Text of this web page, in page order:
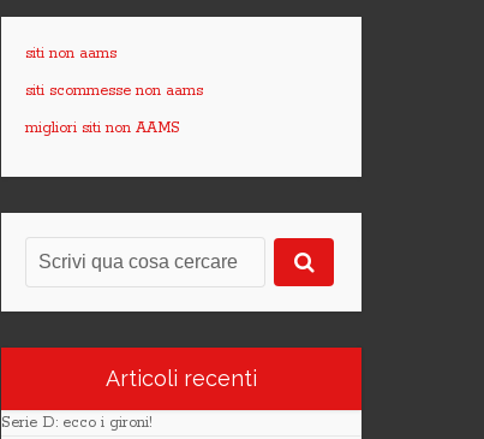
siti non aams
siti scommesse non aams
migliori siti non AAMS
Articoli recenti
Serie D: ecco i gironi!